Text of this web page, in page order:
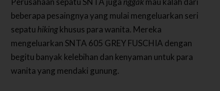
beberapa pesaingnya yang mulai mengeluarkan seri
sepatu hikingkhusus para wanita. Mereka
mengeluarkan SNTA 605 GREY FUSCHIA dengan
begitu banyak kelebihan dan kenyaman untuk para
wanita yang mendaki gunung.